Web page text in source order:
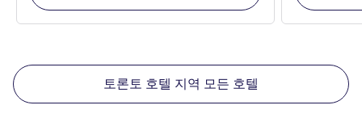
토론토 호텔 지역 모든 호텔